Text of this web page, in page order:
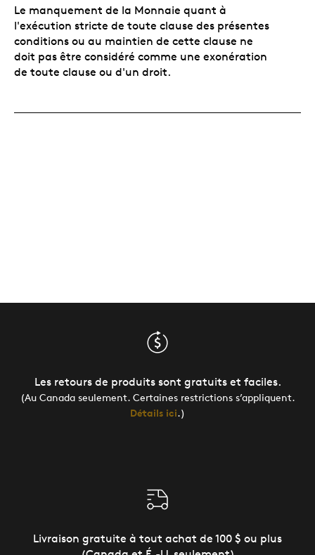
Le manquement de la Monnaie quant à
l'exécution stricte de toute clause des présentes
conditions ou au maintien de cette clause ne
doit pas être considéré comme une exonération
de toute clause ou d'un droit.
Les retours de produits sont gratuits et faciles.
(Au Canada seulement. Certaines restrictions s’appliquent.
Détails ici.)
Livraison gratuite à tout achat de 100 $ ou plus